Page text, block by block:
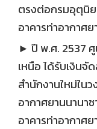
ตรงต่อกรมอุตุนิ
อาคารท่าอากาศ
► ปี พ.ศ. 2537
เหนือ ได้รับเงินจั
สำนักงานใหม่ใน
อากาศยานนานา
อาคารท่าอากาศ